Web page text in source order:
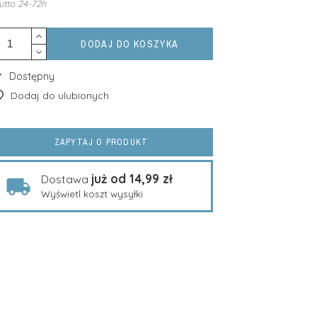
24-72h
DODAJ DO KOSZYKA
Dostępny
Dodaj do ulubionych
ZAPYTAJ O PRODUKT
Dostawa już od 14,99 zł
Wyświetl koszt wysyłki